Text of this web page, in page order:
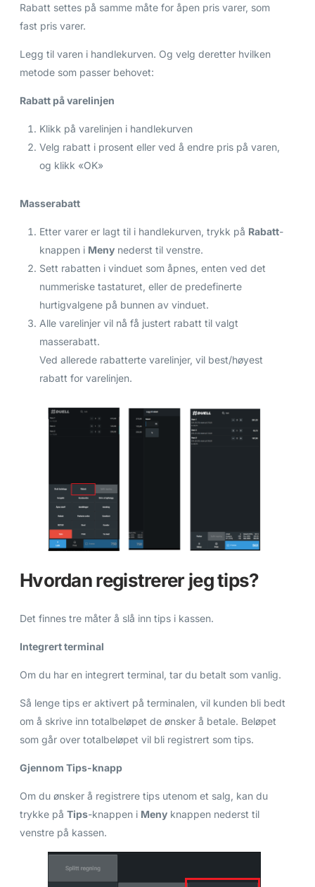
Rabatt settes på samme måte for åpen pris varer, som
fast pris varer.
Legg til varen i handlekurven. Og velg deretter hvilken
metode som passer behovet:
Rabatt på varelinjen
Klikk på varelinjen i handlekurven
Velg rabatt i prosent eller ved å endre pris på varen,
og klikk «OK»
Masserabatt
Etter varer er lagt til i handlekurven, trykk på Rabatt-
knappen i Meny nederst til venstre.
Sett rabatten i vinduet som åpnes, enten ved det
nummeriske tastaturet, eller de predefinerte
hurtigvalgene på bunnen av vinduet.
Alle varelinjer vil nå få justert rabatt til valgt
masserabatt.
Ved allerede rabatterte varelinjer, vil best/høyest
rabatt for varelinjen.
Hvordan registrerer jeg tips?
Det finnes tre måter å slå inn tips i kassen.
Integrert terminal
Om du har en integrert terminal, tar du betalt som vanlig.
Så lenge tips er aktivert på terminalen, vil kunden bli bedt
om å skrive inn totalbeløpet de ønsker å betale. Beløpet
som går over totalbeløpet vil bli registrert som tips.
Gjennom Tips-knapp
Om du ønsker å registrere tips utenom et salg, kan du
trykke på Tips-knappen i Meny knappen nederst til
venstre på kassen.